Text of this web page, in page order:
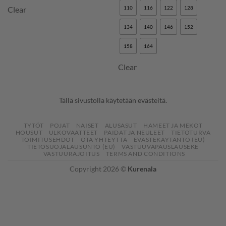
Clear 110 116 122 128
134 140 146 152
158 164
Clear
Tällä sivustolla käytetään evästeitä.
TYTÖT POJAT NAISET ALUSASUT
HAMEET JA MEKOT
HOUSUT
ULKOVAATTEET PAIDAT JA NEULEET
TIETOTURVA
TOIMITUSEHDOT
OTA YHTEYTTÄ
EVÄSTEKÄYTÄNTÖ (EU)
TIETOSUOJALAUSUNTO (EU)
VASTUUVAPAUSLAUSEKE
VASTUURAJOITUS
TERMS AND CONDITIONS
Copyright 2026 © Kurenala